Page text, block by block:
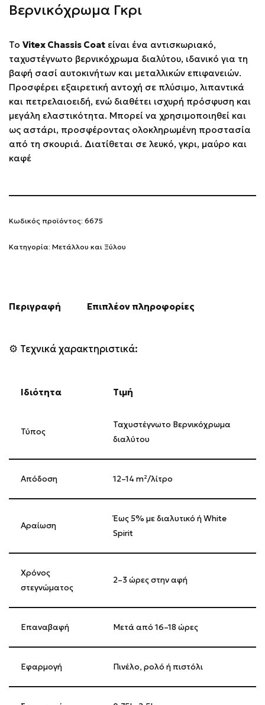
Βερνικόχρωμα Γκρι
Το Vitex Chassis Coat είναι ένα αντισκωριακό,
ταχυστέγνωτο βερνικόχρωμα διαλύτου, ιδανικό για τη
βαφή σασί αυτοκινήτων και μεταλλικών επιφανειών.
Προσφέρει εξαιρετική αντοχή σε πλύσιμο, λιπαντικά
και πετρελαιοειδή, ενώ διαθέτει ισχυρή πρόσφυση και
μεγάλη ελαστικότητα. Μπορεί να χρησιμοποιηθεί και
ως αστάρι, προσφέροντας ολοκληρωμένη προστασία
από τη σκουριά. Διατίθεται σε λευκό, γκρι, μαύρο και
καφέ
Κωδικός προϊόντος: 6675
Κατηγορία: Μετάλλου και Ξύλου
Περιγραφή Επιπλέον πληροφορίες
⚙️ Τεχνικά χαρακτηριστικά:
Ιδιότητα Τιμή
Τύπος
Ταχυστέγνωτο Βερνικόχρωμα
διαλύτου
Απόδοση 12–14 m²/λίτρο
Αραίωση
Έως 5% με διαλυτικό ή White
Spirit
Χρόνος
στεγνώματος
2–3 ώρες στην αφή
Επαναβαφή Μετά από 16–18 ώρες
Εφαρμογή Πινέλο, ρολό ή πιστόλι